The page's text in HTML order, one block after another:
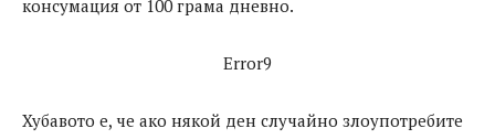
консумация от 100 грама дневно.
Error9
Хубавото е, че ако някой ден случайно злоупотребите